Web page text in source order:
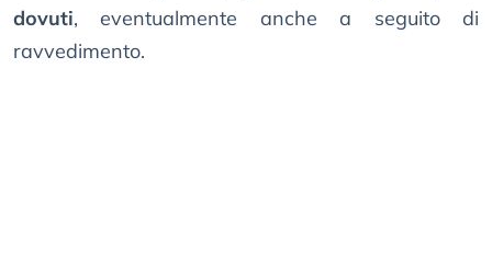
dovuti, eventualmente anche a seguito di
ravvedimento.